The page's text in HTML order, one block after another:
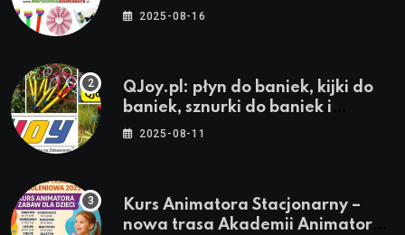
stroje i akcesoria dla animatorów
2025-08-16
QJoy.pl: płyn do baniek, kijki do
baniek, sznurki do baniek i
zestawy do baniek
2025-08-11
Kurs Animatora Stacjonarny –
nowa trasa Akademii Animatora